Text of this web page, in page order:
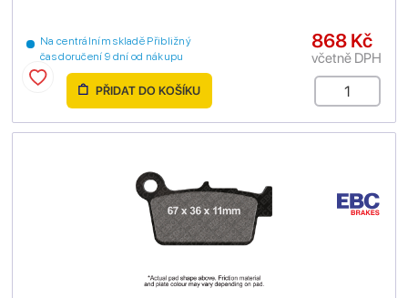
Na centrálním skladě Přibližný
čas doručení 9 dní od nákupu
868 Kč
včetně DPH
PŘIDAT DO KOŠÍKU